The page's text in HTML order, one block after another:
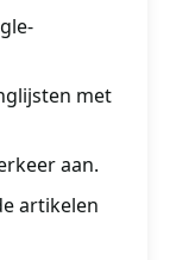
met
aan.
artikelen